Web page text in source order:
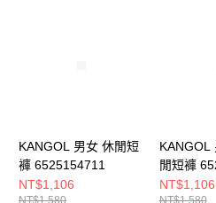
KANGOL 男女 休閒短
褲 6525154711
NT$1,106
NT$1,580
KANGOL
閒短褲
NT$1,106
NT$1,580